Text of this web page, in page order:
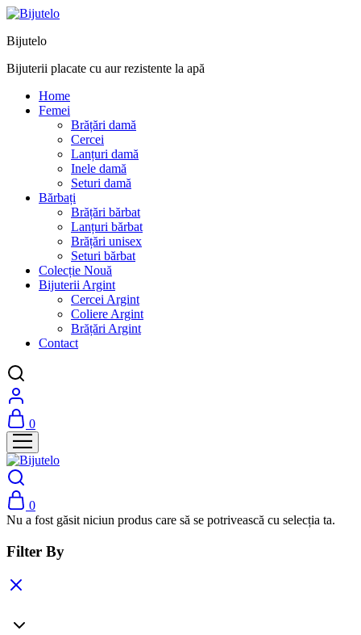
Bijutelo
Bijuterii placate cu aur rezistente la apă
Home
Femei
Brățări damă
Cercei
Lanțuri damă
Inele damă
Seturi damă
Bărbați
Brățări bărbat
Lanțuri bărbat
Brățări unisex
Seturi bărbat
Colecție Nouă
Bijuterii Argint
Cercei Argint
Coliere Argint
Brățări Argint
Contact
0
0
Nu a fost găsit niciun produs care să se potrivească cu selecția ta.
Filter By